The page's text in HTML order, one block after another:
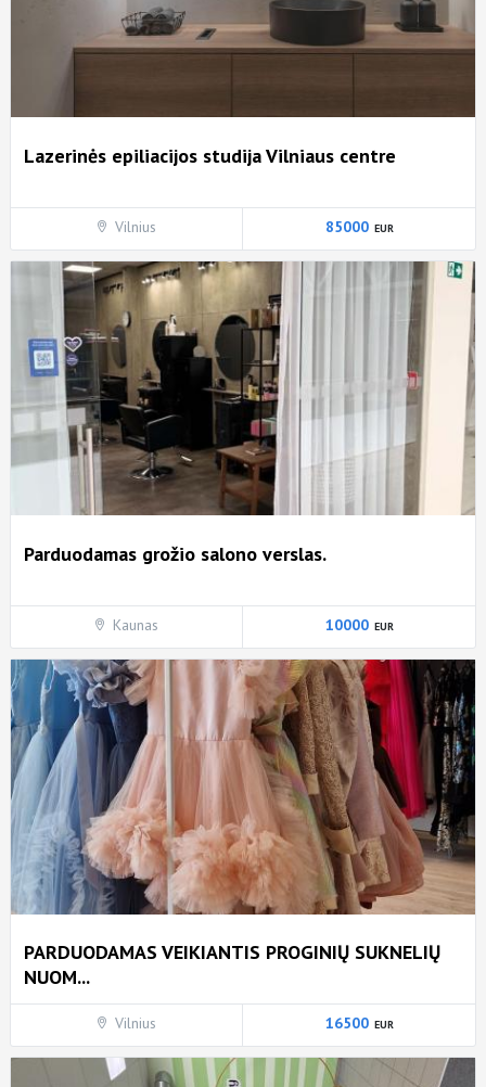
Lazerinės epiliacijos studija Vilniaus centre
Vilnius 85000
Parduodamas grožio salono verslas.
Kaunas 10000
PARDUODAMAS VEIKIANTIS PROGINIŲ SUKNELIŲ
NUOM...
Vilnius 16500